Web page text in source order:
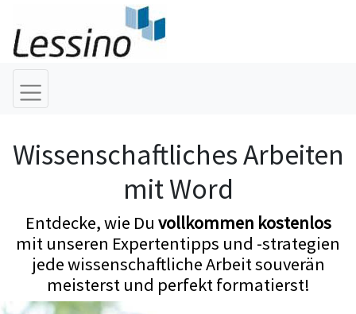
Wissenschaftliches Arbeiten
mit Word
Entdecke, wie Du vollkommen kostenlos
mit unseren Expertentipps und -strategien
jede wissenschaftliche Arbeit souverän
meisterst und perfekt formatierst!